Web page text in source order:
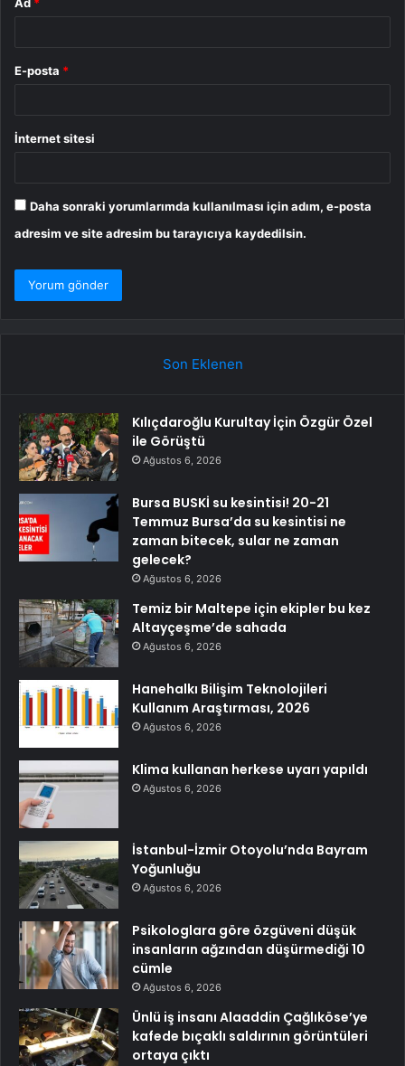
E-posta *
İnternet sitesi
Daha sonraki yorumlarımda kullanılması için adım, e-posta
adresim ve site adresim bu tarayıcıya kaydedilsin.
Son Eklenen
Kılıçdaroğlu Kurultay İçin Özgür Özel
ile Görüştü
Ağustos 6, 2026
Bursa BUSKİ su kesintisi! 20-21
Temmuz Bursa’da su kesintisi ne
zaman bitecek, sular ne zaman
gelecek?
Ağustos 6, 2026
Temiz bir Maltepe için ekipler bu kez
Altayçeşme’de sahada
Ağustos 6, 2026
Hanehalkı Bilişim Teknolojileri
Kullanım Araştırması, 2026
Ağustos 6, 2026
Klima kullanan herkese uyarı yapıldı
Ağustos 6, 2026
İstanbul-İzmir Otoyolu’nda Bayram
Yoğunluğu
Ağustos 6, 2026
Psikologlara göre özgüveni düşük
insanların ağzından düşürmediği 10
cümle
Ağustos 6, 2026
Ünlü iş insanı Alaaddin Çağlıköse’ye
kafede bıçaklı saldırının görüntüleri
ortaya çıktı